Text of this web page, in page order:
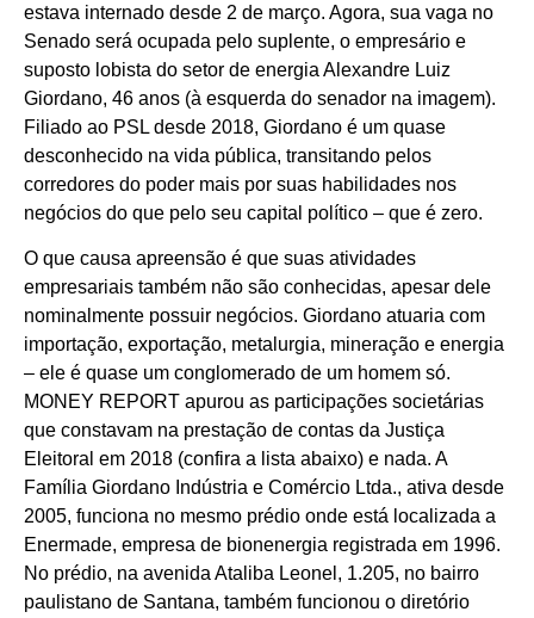
estava internado desde 2 de março. Agora, sua vaga no
Senado será ocupada pelo suplente, o empresário e
suposto lobista do setor de energia Alexandre Luiz
Giordano, 46 anos (à esquerda do senador na imagem).
Filiado ao PSL desde 2018, Giordano é um quase
desconhecido na vida pública, transitando pelos
corredores do poder mais por suas habilidades nos
negócios do que pelo seu capital político – que é zero.
O que causa apreensão é que suas atividades
empresariais também não são conhecidas, apesar dele
nominalmente possuir negócios. Giordano atuaria com
importação, exportação, metalurgia, mineração e energia
– ele é quase um conglomerado de um homem só.
MONEY REPORT apurou as participações societárias
que constavam na prestação de contas da Justiça
Eleitoral em 2018 (confira a lista abaixo) e nada. A
Família Giordano Indústria e Comércio Ltda., ativa desde
2005, funciona no mesmo prédio onde está localizada a
Enermade, empresa de bionenergia registrada em 1996.
No prédio, na avenida Ataliba Leonel, 1.205, no bairro
paulistano de Santana, também funcionou o diretório